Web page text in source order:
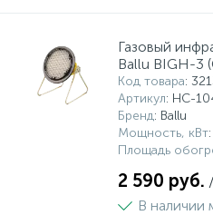
Газовый
Ballu BIGH-3
Код товара:
Артикул: НС-
Бренд: Ballu
Мощность, кВт
Площадь
2 590 руб.
В наличии